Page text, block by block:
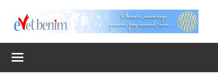
Evet
Benim